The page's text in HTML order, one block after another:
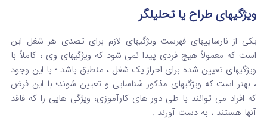
ویژگیهای طراح یا تحلیلگر
یکی از نارساییهای فهرست ویژگیهای لازم برای تصدی هر شغل این
است که معمولاً هیچ فردی پیدا نمی شود که ویژگیهای وی ، کاملاً با
ویژگیهای تعیین شده برای احراز یک شغل ، منطبق باشد ؛ با این وجود
، بهتر است که ویژگیهای مذکور شناسایی و تعیین شوند؛ با این فرض
که افراد می توانند با طی دور های کارآموزی، ویژگی هایی را که فاقد
آنها هستند ، به دست آورند .